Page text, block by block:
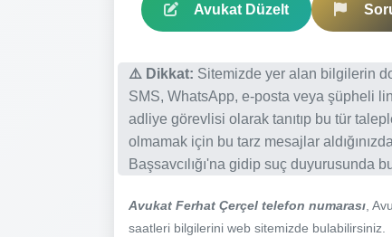
Avukat Düzelt
⚠️ Dikkat: Sitemizde yer alan bilgilerin
SMS, WhatsApp, e-posta veya şüpheli
adliye görevlisi olarak tanıtıp bu tür
olmamak için bu tarz mesajlar
Başsavcılığı'na gidip suç duyurusunda
Avukat Ferhat Çerçel telefon numarası ,
saatleri bilgilerini web sitemizde bulabilirsiniz.